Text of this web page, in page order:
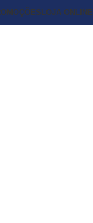
LOJA ONLINE